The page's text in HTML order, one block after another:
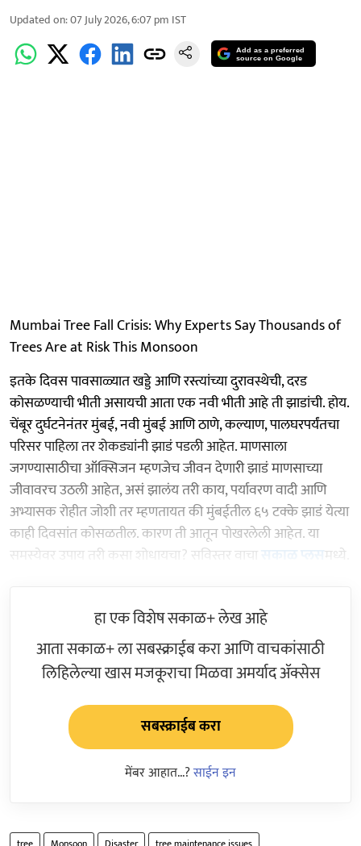
Updated on:07 July 2026, 6:07 pm IST
Add as a preferred
source on Google
Mumbai Tree Fall Crisis: Why Experts Say Thousands of
Trees Are at Risk This Monsoon
इतके दिवस पावसाळ्यात खड्डे आणि रस्त्यांच्या दुरावस्थेची, दरड
कोसळण्याची भीती असायची आता एक नवी भीती आहे ती झाडांची. होय.
चेंबूर दुर्घटनेनंतर मुंबई, नवी मुंबई आणि ठाणे, कल्याण, पालघरपर्यंतचा
परिसर पाहिला तर शेकड्यांनी झाडं पडली आहेत. माणसाला
जगण्यासाठीचा ऑक्सिजन म्हणजेच जीवन देणारी झाडं माणसाच्या
जीवावरच उठली आहेत, असं झालंय तरी काय, पर्यावरण वादी आणि
अभ्यासक रोहीत जोशी तर म्हणतायत की मुंबईतील ६५ टक्के झाडं येत्या
काही दिवसांत कोसळतील. कारण ती आतून पोखरलेली आहेत. या
समस्येवर उपाय तरी कसा शोधायचा? सविस्तर वाचासकाळ प्लसमध्ये.
हा एक विशेष सकाळ+ लेख आहे
आता सकाळ+ ला सबस्क्राईब करा आणि वाचकांसाठी
लिहिलेल्या खास मजकूराचा मिळवा अमर्याद ॲक्सेस
सबस्क्राईब करा
मेंबर आहात...?साईन इन